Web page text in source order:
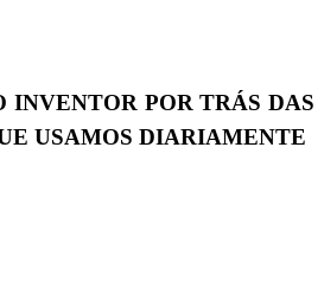
POR TRÁS DAS
USAMOS DIARIAMENTE